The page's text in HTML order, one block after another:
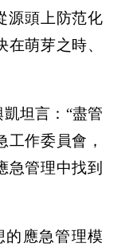
源頭上防范化
萌芽之時、
坦言：“盡管
工作委員會，
急管理中找到
的應急管理模